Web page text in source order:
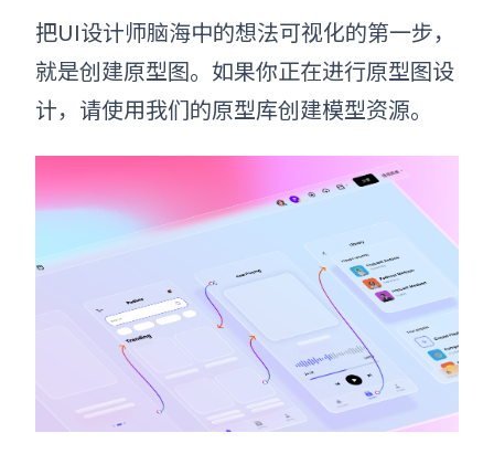
把UI设计师脑海中的想法可视化的第一步，
就是创建原型图。 如果你正在进行原型图设
计，请使用我们的原型库创建模型资源。